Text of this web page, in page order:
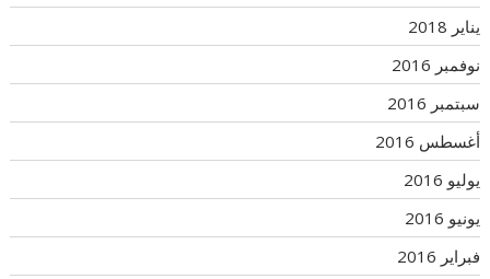
يناير 2018
نوفمبر 2016
سبتمبر 2016
أغسطس 2016
يوليو 2016
يونيو 2016
فبراير 2016